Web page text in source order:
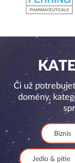
Či už
domény,
Biznis
Jedlo & pitie